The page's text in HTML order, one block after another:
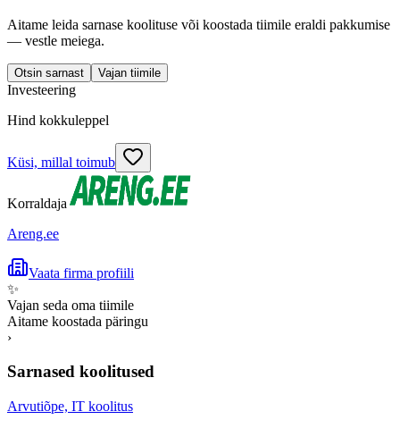
Aitame leida sarnase koolituse või koostada tiimile eraldi pakkumise
— vestle meiega.
Otsin sarnast Vajan tiimile
Investeering
Hind kokkuleppel
Küsi, millal toimub
Korraldaja
Areng.ee
Vaata firma profiili
✨
Vajan seda oma tiimile
Aitame koostada päringu
›
Sarnased koolitused
Arvutiõpe, IT koolitus